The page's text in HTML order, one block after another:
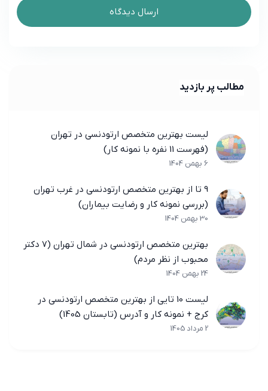
مطالب پر بازدید
لیست بهترین متخصص ارتودنسی در تهران
(فهرست 11 نفره با نمونه کار)
6 بهمن 1404
9 تا از بهترین متخصص ارتودنسی در غرب تهران
(بررسی نمونه کار و رضایت بیماران)
30 بهمن 1404
بهترین متخصص ارتودنسی در شمال تهران (7 دکتر
محبوب از نظر مردم)
24 بهمن 1404
لیست 10 تایی از بهترین متخصص ارتودنسی در
کرج + نمونه کار و آدرس (تابستان 1405)
2 مرداد 1405